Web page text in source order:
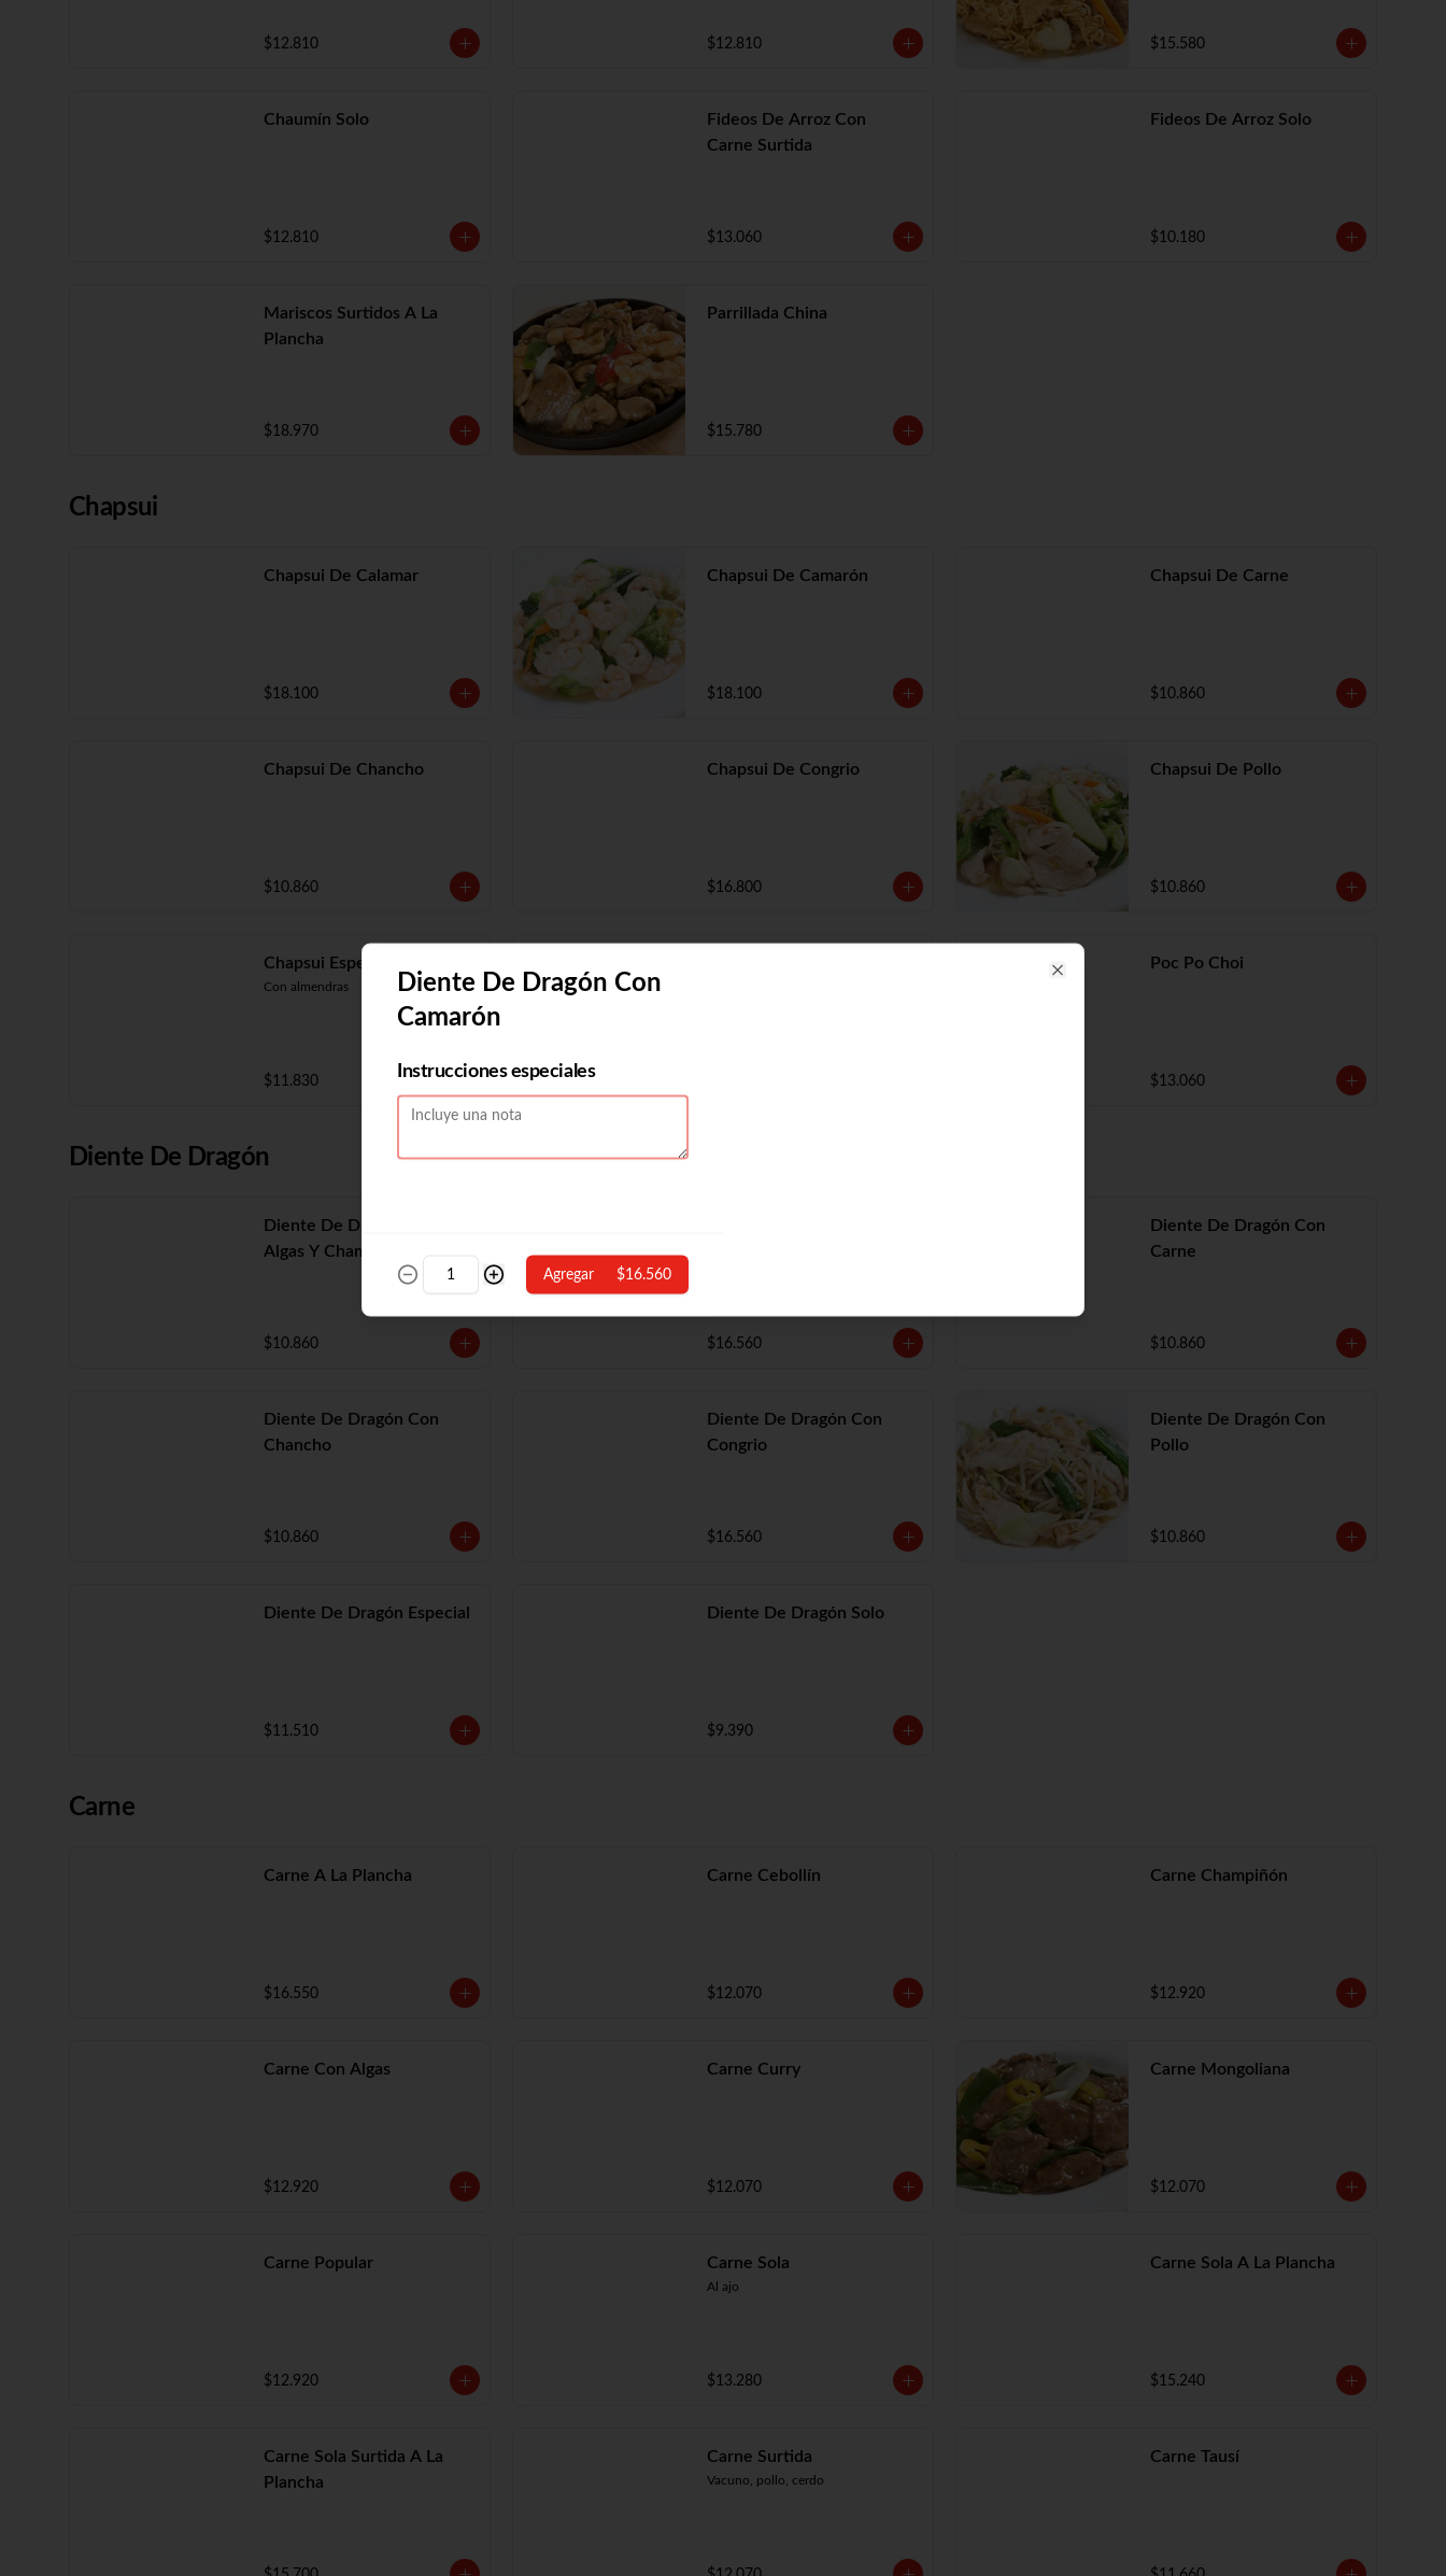
$12.810 $12.810 $15.580
Chaumín Solo
$12.810
Fideos De Arroz Con
Carne Surtida
$13.060
Fideos De Arroz Solo
$10.180
Mariscos Surtidos A La
Plancha
$18.970
Parrillada China
$15.780
Chapsui
Chapsui De Calamar
$18.100
Chapsui De Camarón
$18.100
Chapsui De Carne
$10.860
Chapsui De Chancho
$10.860
Chapsui De Congrio
$16.800
Chapsui De Pollo
$10.860
Chapsui Especial
Con almendras
$11.830
Poc Po Choi
$13.060
Diente De Dragón
Diente De Dragón Con
Algas Y Champiñón
$10.860 $16.560
Diente De Dragón Con
Carne
$10.860
Diente De Dragón Con
Chancho
$10.860
Diente De Dragón Con
Congrio
$16.560
Diente De Dragón Con
Pollo
$10.860
Diente De Dragón Especial
$11.510
Diente De Dragón Solo
$9.390
Carne
Carne A La Plancha
$16.550
Carne Cebollín
$12.070
Carne Champiñón
$12.920
Carne Con Algas
$12.920
Carne Curry
$12.070
Carne Mongoliana
$12.070
Carne Popular
$12.920
Carne Sola
Al ajo
$13.280
Carne Sola A La Plancha
$15.240
Carne Sola Surtida A La
Plancha
Carne Surtida
Vacuno, pollo, cerdo
Carne Tausí
Diente De Dragón Con
Camarón
Instrucciones especiales
Agregar $16.560